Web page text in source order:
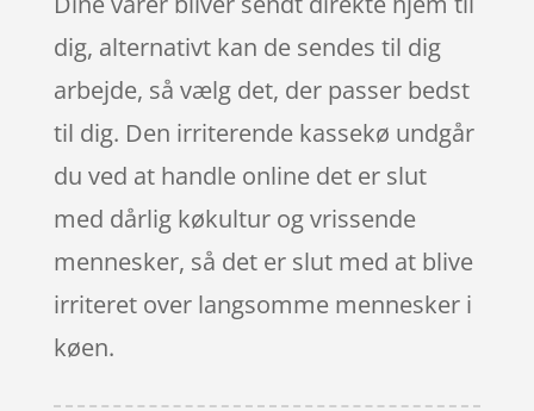
dig, alternativt kan de sendes til dig
arbejde, så vælg det, der passer bedst
til dig. Den irriterende kassekø undgår
du ved at handle online det er slut
med dårlig køkultur og vrissende
mennesker, så det er slut med at blive
irriteret over langsomme mennesker i
køen.